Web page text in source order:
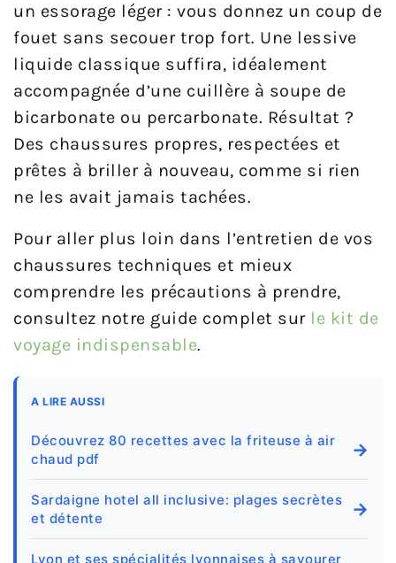
un essorage léger : vous donnez un coup de
fouet sans secouer trop fort. Une lessive
liquide classique suffira, idéalement
accompagnée d’une cuillère à soupe de
bicarbonate ou percarbonate. Résultat ?
Des chaussures propres, respectées et
prêtes à briller à nouveau, comme si rien
ne les avait jamais tachées.
Pour aller plus loin dans l’entretien de vos
chaussures techniques et mieux
comprendre les précautions à prendre,
consultez notre guide complet sur le kit de
voyage indispensable.
A LIRE AUSSI
Découvrez 80 recettes avec la friteuse à air
chaud pdf
→
Sardaigne hotel all inclusive: plages secrètes
et détente
→
Lyon et ses spécialités lyonnaises à savourer